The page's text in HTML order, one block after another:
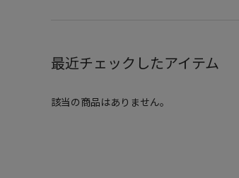
最近チェックしたアイテム
該当の商品はありません。